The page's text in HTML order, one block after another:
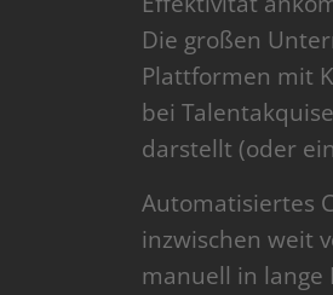
Die großen
Plattformen mit
bei
darstellt (oder
Automatisiertes
inzwischen weit
manuell in lange